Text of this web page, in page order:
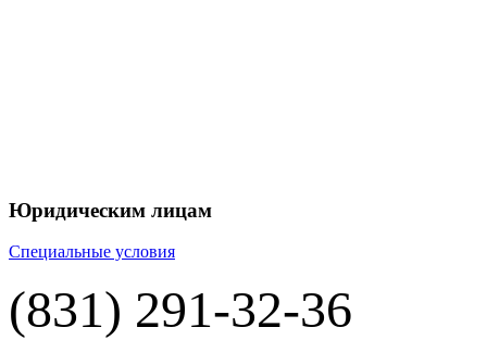
Юридическим лицам
Специальные условия
(831) 291-32-36